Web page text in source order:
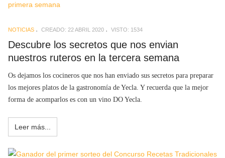
NOTICIAS CREADO: 22 ABRIL 2020 VISTO: 1534
Descubre los secretos que nos envian
nuestros ruteros en la tercera semana
Os dejamos los cocineros que nos han enviado sus secretos para preparar
los mejores platos de la gastronomía de Yecla. Y recuerda que la mejor
forma de acomparlos es con un vino DO Yecla.
Leer más...